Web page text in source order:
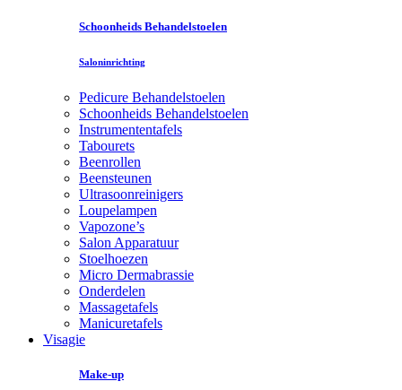
Schoonheids Behandelstoelen
Saloninrichting
Pedicure Behandelstoelen
Schoonheids Behandelstoelen
Instrumententafels
Tabourets
Beenrollen
Beensteunen
Ultrasoonreinigers
Loupelampen
Vapozone’s
Salon Apparatuur
Stoelhoezen
Micro Dermabrassie
Onderdelen
Massagetafels
Manicuretafels
Visagie
Make-up